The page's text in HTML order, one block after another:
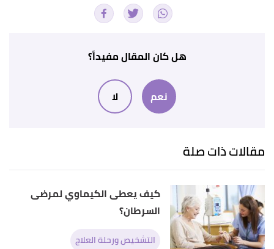
Retrieved 5/7/2023. Edited.
5/7/2023. Edited.
, www.cancervic.org.au
Retrieved 5/7/2023. Edited.
↑
"chemotherapy"
,www.cancer.org, Retrieved
5/7/2023. Edited.
↑
"chemotherapy"
www.mayoclinic.org, Retrieved
5/7/2023. Edited.
هل كان المقال مفيداً؟
نعم لا
مقالات ذات صلة
كيف يعطى الكيماوي لمرضى
السرطان؟
التشخيص ورحلة العلاج